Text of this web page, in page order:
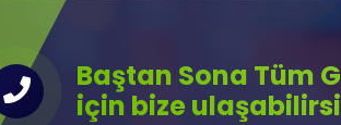
Baştan Sona Tüm
için bize